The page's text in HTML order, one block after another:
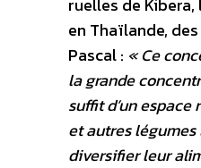
ruelles de
en Thaïlande,
Pascal : « Ce
la grande
suffit d’un
et autres
diversifier leur